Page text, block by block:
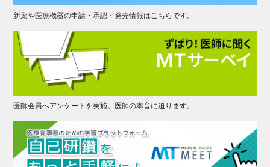
新薬や医療機器の申請・承認・発売情報はこちらです。
医師会員へアンケートを実施。医師の本音に迫ります。